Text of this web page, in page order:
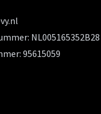
NL005165352B28
95615059